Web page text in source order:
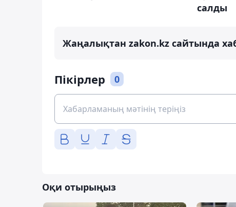
салды
Жаңалықтан zakon.kz сайтында
Пікірлер 0
Оқи отырыңыз